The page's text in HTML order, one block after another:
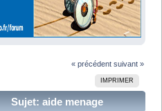
« précédent suivant »
IMPRIMER
Sujet: aide menage